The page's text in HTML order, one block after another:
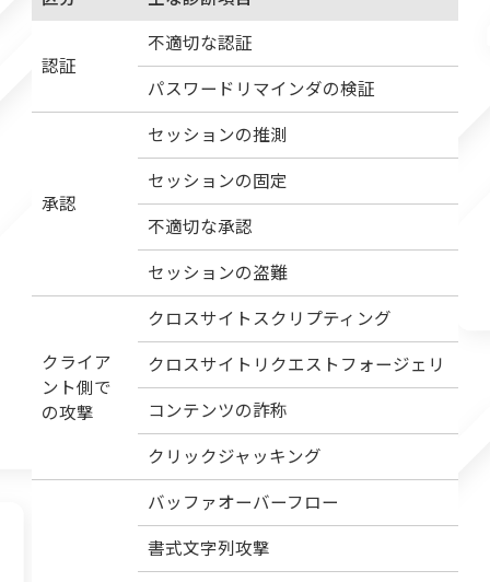
認証
不適切な認証
パスワードリマインダの検証
承認
セッションの推測
セッションの固定
不適切な承認
セッションの盗難
クライア
ント側で
の攻撃
クロスサイトスクリプティング
クロスサイトリクエストフォージェリ
コンテンツの詐称
クリックジャッキング
バッファオーバーフロー
書式文字列攻撃